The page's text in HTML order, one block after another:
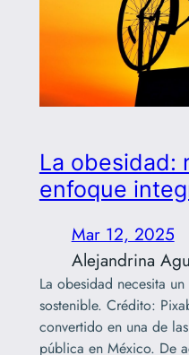
La obesidad:
enfoque
Mar 12, 2025
Alejandrina
La obesidad necesita
sostenible. Crédito:
convertido en una de
pública en México. De